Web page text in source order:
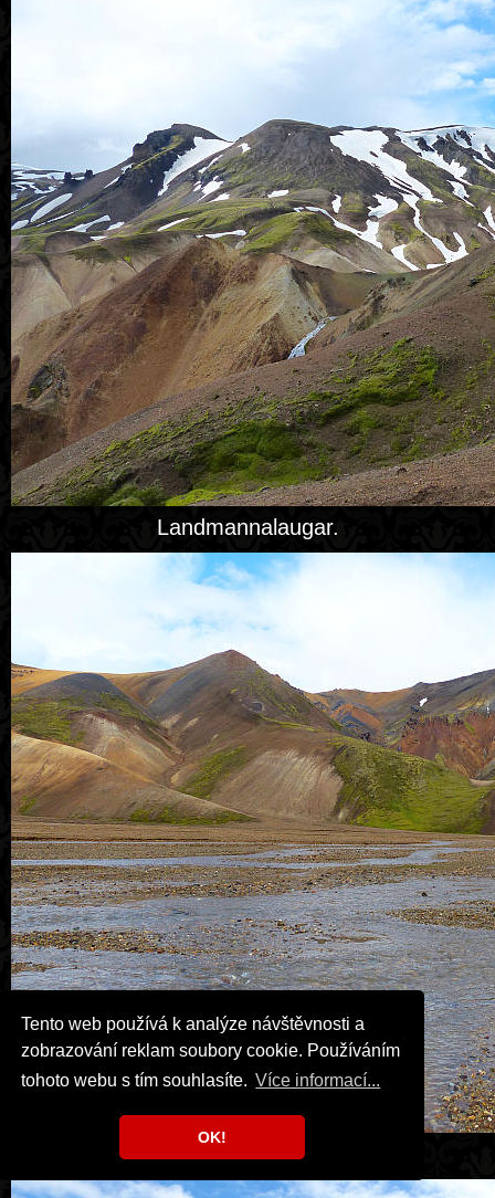
Tento web používá k analýze návštěvnosti a
zobrazování reklam soubory cookie. Používáním
tohoto webu s tím souhlasíte. Více informací...
OK!
Landmannalaugar.
Landmannalaugar.